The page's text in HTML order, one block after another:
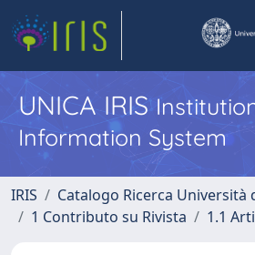
UNICA IRIS
Information System
IRIS
Catalogo Ricerca Università
1 Contributo su Rivista
1.1